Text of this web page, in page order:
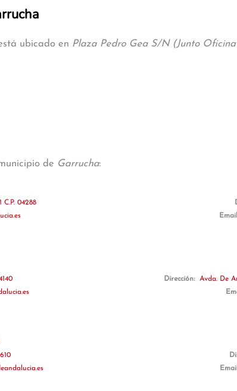
ubicado en Plaza Pedro Gea S/N (Junto
de Garrucha:
04288
Dirección:
Avda. De